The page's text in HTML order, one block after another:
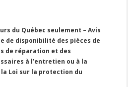
du Québec seulement – Avis
de disponibilité des pièces de
de réparation et des
à l’entretien ou à la
Loi sur la protection du